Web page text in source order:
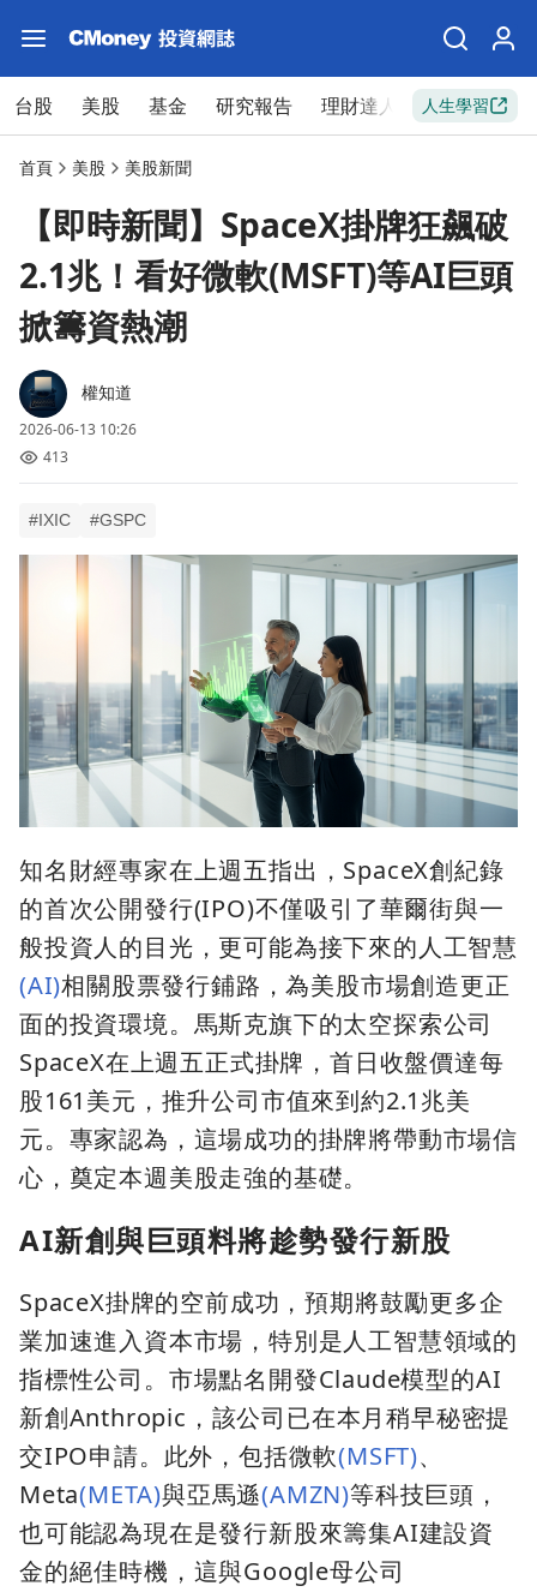
台股 美股 基金 研究報告 理財達人 新手入門
人生學習
首頁 美股 美股新聞
【即時新聞】SpaceX掛牌狂飆破
2.1兆！看好微軟(MSFT)等AI巨頭
掀籌資熱潮
權知道
2026-06-13 10:26
413
#IXIC #GSPC
知名財經專家在上週五指出，SpaceX創紀錄
的首次公開發行(IPO)不僅吸引了華爾街與一
般投資人的目光，更可能為接下來的人工智慧
(AI)相關股票發行鋪路，為美股市場創造更正
面的投資環境。馬斯克旗下的太空探索公司
SpaceX在上週五正式掛牌，首日收盤價達每
股161美元，推升公司市值來到約2.1兆美
元。專家認為，這場成功的掛牌將帶動市場信
心，奠定本週美股走強的基礎。
AI新創與巨頭料將趁勢發行新股
SpaceX掛牌的空前成功，預期將鼓勵更多企
業加速進入資本市場，特別是人工智慧領域的
指標性公司。市場點名開發Claude模型的AI
新創Anthropic，該公司已在本月稍早秘密提
交IPO申請。此外，包括微軟(MSFT)、
Meta(META)與亞馬遜(AMZN)等科技巨頭，
也可能認為現在是發行新股來籌集AI建設資
金的絕佳時機，這與Google母公司